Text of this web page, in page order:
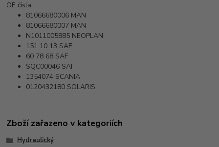
OE čísla
81066680006 MAN
81066680007 MAN
N1011005885 NEOPLAN
151 10 13 SAF
60 78 68 SAF
SQC00046 SAF
1354074 SCANIA
0120432180 SOLARIS
Zboží zařazeno v kategoriích
Hydraulický